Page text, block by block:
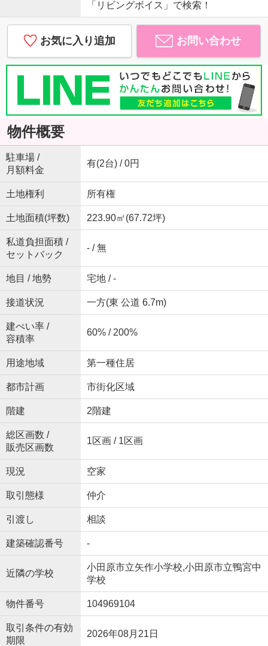
「リビングボイス」で検索！
お気に入り追加 お問い合わせ
物件概要
駐車場 /
月額料金
有(2台) / 0円
土地権利 所有権
土地面積(坪数) 223.90㎡(67.72坪)
私道負担面積 /
セットバック
- / 無
地目 / 地勢 宅地 / -
接道状況 一方(東 公道 6.7m)
建ぺい率 /
容積率
60% / 200%
用途地域 第一種住居
都市計画 市街化区域
階建 2階建
総区画数 /
販売区画数
1区画 / 1区画
現況 空家
取引態様 仲介
引渡し 相談
建築確認番号 -
近隣の学校
小田原市立矢作小学校,小田原市立鴨宮中
学校
物件番号 104969104
取引条件の有効
期限
2026年08月21日